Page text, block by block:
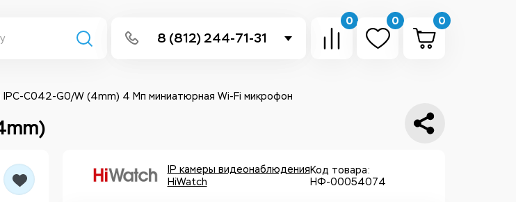
8 (812) 244-71-31
Написать в Telegram
0 0 0
IPC-C042-G0/W (4mm) 4 Мп миниатюрная Wi-Fi микрофон
IP камеры видеонаблюдения
HiWatch
Код товара:
НФ-00054074